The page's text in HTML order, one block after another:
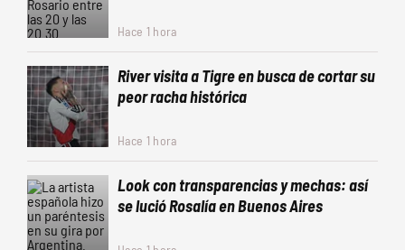
Hace 1 hora
River visita a Tigre en busca de cortar su
peor racha histórica
Hace 1 hora
Look con transparencias y mechas: así
se lució Rosalía en Buenos Aires